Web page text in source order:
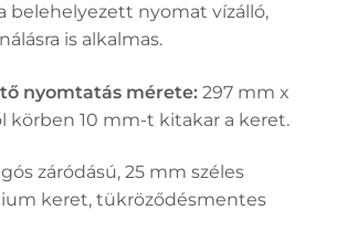
belehelyezett nyomat vízálló,
is alkalmas.
nyomtatás mérete: 297 mm x
körben 10 mm-t kitakar a keret.
záródású, 25 mm széles
keret, tükröződésmentes